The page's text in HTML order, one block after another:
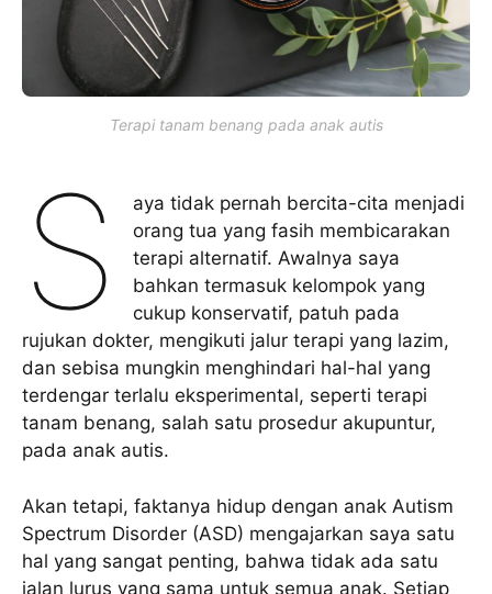
Terapi tanam benang pada anak autis
S
aya tidak pernah bercita-cita menjadi
orang tua yang fasih membicarakan
terapi alternatif. Awalnya saya
bahkan termasuk kelompok yang
cukup konservatif, patuh pada
rujukan dokter, mengikuti jalur terapi yang lazim,
dan sebisa mungkin menghindari hal-hal yang
terdengar terlalu eksperimental, seperti terapi
tanam benang, salah satu prosedur akupuntur,
pada anak autis.
Akan tetapi, faktanya hidup dengan anak Autism
Spectrum Disorder (ASD) mengajarkan saya satu
hal yang sangat penting, bahwa tidak ada satu
jalan lurus yang sama untuk semua anak. Setiap